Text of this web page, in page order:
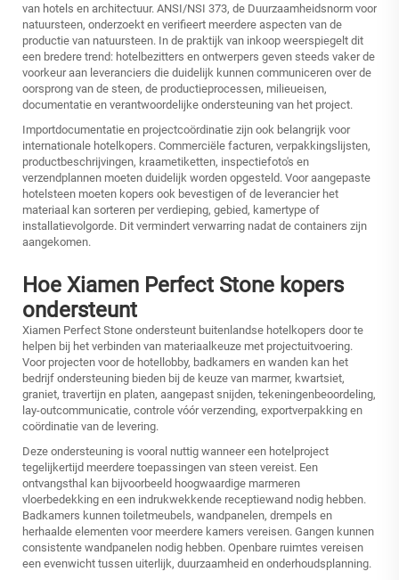
van hotels en architectuur. ANSI/NSI 373, de Duurzaamheidsnorm voor
natuursteen, onderzoekt en verifieert meerdere aspecten van de
productie van natuursteen. In de praktijk van inkoop weerspiegelt dit
een bredere trend: hotelbezitters en ontwerpers geven steeds vaker de
voorkeur aan leveranciers die duidelijk kunnen communiceren over de
oorsprong van de steen, de productieprocessen, milieueisen,
documentatie en verantwoordelijke ondersteuning van het project.
Importdocumentatie en projectcoördinatie zijn ook belangrijk voor
internationale hotelkopers. Commerciële facturen, verpakkingslijsten,
productbeschrijvingen, kraametiketten, inspectiefoto's en
verzendplannen moeten duidelijk worden opgesteld. Voor aangepaste
hotelsteen moeten kopers ook bevestigen of de leverancier het
materiaal kan sorteren per verdieping, gebied, kamertype of
installatievolgorde. Dit vermindert verwarring nadat de containers zijn
aangekomen.
Hoe Xiamen Perfect Stone kopers
ondersteunt
Xiamen Perfect Stone ondersteunt buitenlandse hotelkopers door te
helpen bij het verbinden van materiaalkeuze met projectuitvoering.
Voor projecten voor de hotellobby, badkamers en wanden kan het
bedrijf ondersteuning bieden bij de keuze van marmer, kwartsiet,
graniet, travertijn en platen, aangepast snijden, tekeningenbeoordeling,
lay-outcommunicatie, controle vóór verzending, exportverpakking en
coördinatie van de levering.
Deze ondersteuning is vooral nuttig wanneer een hotelproject
tegelijkertijd meerdere toepassingen van steen vereist. Een
ontvangsthal kan bijvoorbeeld hoogwaardige marmeren
vloerbedekking en een indrukwekkende receptiewand nodig hebben.
Badkamers kunnen toiletmeubels, wandpanelen, drempels en
herhaalde elementen voor meerdere kamers vereisen. Gangen kunnen
consistente wandpanelen nodig hebben. Openbare ruimtes vereisen
een evenwicht tussen uiterlijk, duurzaamheid en onderhoudsplanning.